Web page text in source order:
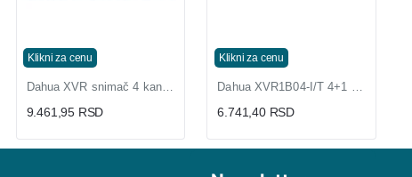
Klikni za cenu
Dahua XVR snimač 4 kanala 1080p penta-brid
9.461,95 RSD
Klikni za cenu
Dahua XVR1B04-I/T 4+1 kanalni penta-brid mini snimač
6.741,40 RSD